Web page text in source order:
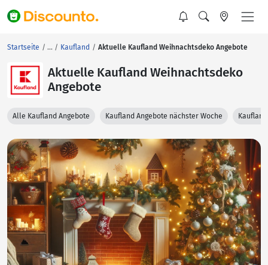
Startseite Kaufland Aktuelle Kaufland Weihnachtsdeko Angebote
Aktuelle Kaufland Weihnachtsdeko
Angebote
Alle Kaufland Angebote Kaufland Angebote nächster Woche